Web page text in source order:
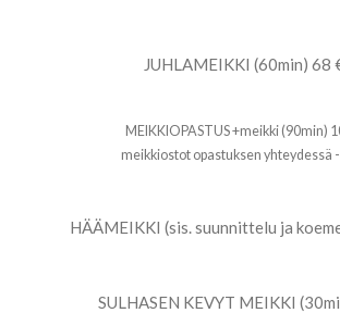
JUHLAMEIKKI (60min) 68
MEIKKIOPASTUS +meikki (90min)
meikkiostot opastuksen yhteydessä
HÄÄMEIKKI (sis. suunnittelu ja
SULHASEN KEVYT MEIKKI